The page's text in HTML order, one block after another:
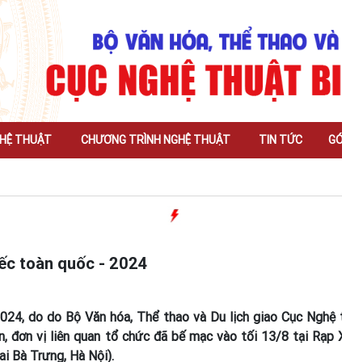
THUẬT CHƯƠNG TRÌNH NGHỆ THUẬT TIN TỨC
toàn quốc - 2024
do do Bộ Văn hóa, Thể thao và Du lịch giao Cục
đơn vị liên quan tổ chức đã bế mạc vào tối 13/8 tại Rạp
Bà Trưng, Hà Nội).